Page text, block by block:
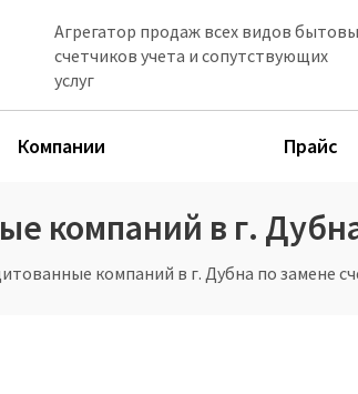
Агрегатор продаж всех видов
счетчиков учета и сопутствующих
услуг
Компании Прайс
компаний в г.
компаний в г. Дубна по замене